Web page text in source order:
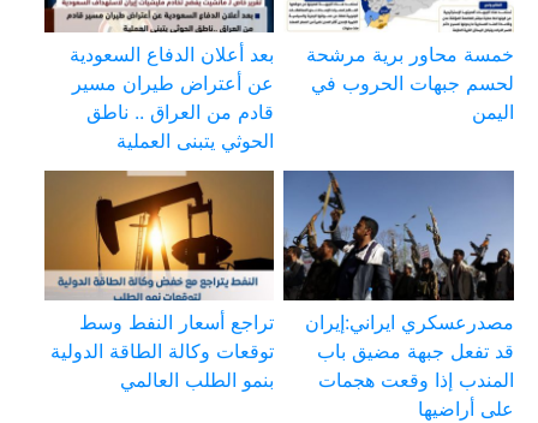
خمسة محاور برية مرشحة
لحسم جبهات الحروب في
اليمن
بعد أعلان الدفاع السعودية
عن أعتراض طيران مسير
قادم من العراق .. ناطق
الحوثي يتبنى العملية
مصدرعسكري ايراني:إيران
قد تفعل جبهة مضيق باب
المندب إذا وقعت هجمات
على أراضيها
تراجع أسعار النفط وسط
توقعات وكالة الطاقة الدولية
بنمو الطلب العالمي